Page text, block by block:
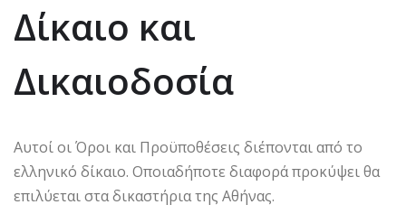
Δίκαιο και
Δικαιοδοσία
Αυτοί οι Όροι και Προϋποθέσεις διέπονται από το
ελληνικό δίκαιο. Οποιαδήποτε διαφορά προκύψει θα
επιλύεται στα δικαστήρια της Αθήνας.